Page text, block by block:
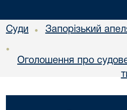
Суди • Запорізький
•
Оголошення про